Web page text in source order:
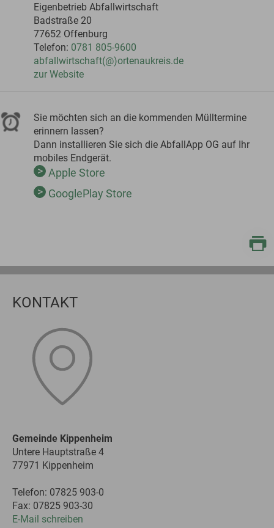
Eigenbetrieb Abfallwirtschaft
Badstraße 20
77652 Offenburg
Telefon: 0781 805-9600
abfallwirtschaft(@)ortenaukreis.de
zur Website
Sie möchten sich an die kommenden Mülltermine
erinnern lassen?
Dann installieren Sie sich die AbfallApp OG auf Ihr
mobiles Endgerät.
Apple Store
GooglePlay Store
KONTAKT
Gemeinde Kippenheim
Untere Hauptstraße 4
77971 Kippenheim
Telefon: 07825 903-0
Fax: 07825 903-30
E-Mail schreiben